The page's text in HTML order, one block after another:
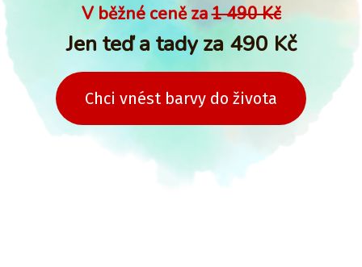
V běžné ceně za1 490 Kč
Jen teď a tady za 490 Kč
Chci vnést barvy do života